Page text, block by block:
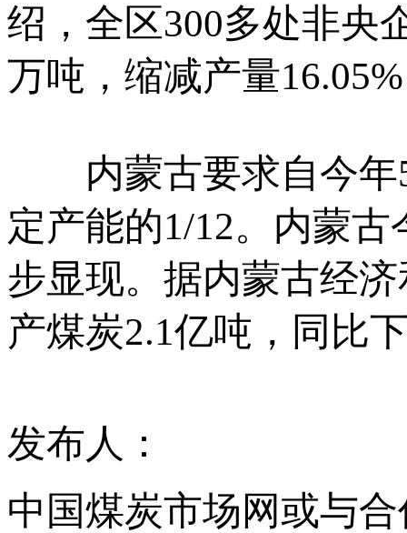
绍，全区300多处非央
万吨，缩减产量
内蒙古要求自今年5
定产能的1/12。内蒙
步显现。据内蒙古经
产煤炭2.1亿吨，同比
发布人：
中国煤炭市场网或与